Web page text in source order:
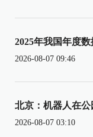
2025年我国年度
2026-08-07 09:46
北京：机器人在公
2026-08-07 03:10